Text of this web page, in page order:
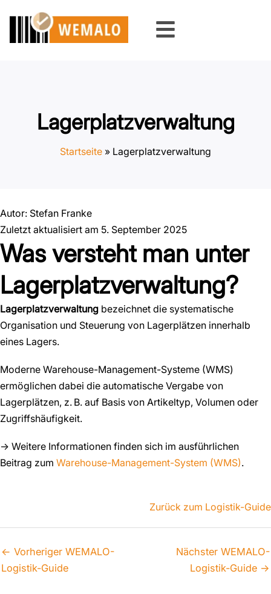
springen
Lagerplatzverwaltung
Startseite » Lagerplatzverwaltung
Autor: Stefan Franke
Zuletzt aktualisiert am 5. September 2025
Was versteht man unter
Lagerplatzverwaltung?
Lagerplatzverwaltung bezeichnet die systematische
Organisation und Steuerung von Lagerplätzen innerhalb
eines Lagers.
Moderne Warehouse-Management-Systeme (WMS)
ermöglichen dabei die automatische Vergabe von
Lagerplätzen, z. B. auf Basis von Artikeltyp, Volumen oder
Zugriffshäufigkeit.
→ Weitere Informationen finden sich im ausführlichen
Beitrag zum Warehouse-Management-System (WMS).
Zurück zum Logistik-Guide
← Vorheriger WEMALO-
Logistik-Guide
Nächster WEMALO-
Logistik-Guide →